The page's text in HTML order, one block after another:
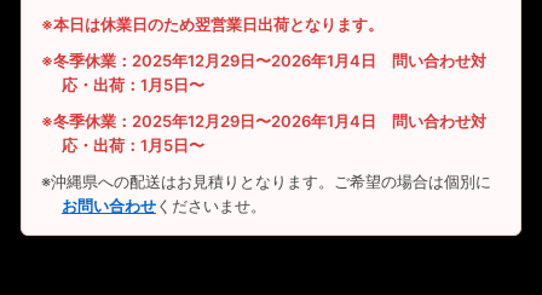
※本日は休業日のため翌営業日出荷となります。
※冬季休業：2025年12月29日〜2026年1月4日 問い合わせ対
応・出荷：1月5日〜
※冬季休業：2025年12月29日〜2026年1月4日 問い合わせ対
応・出荷：1月5日〜
※沖縄県への配送はお見積りとなります。ご希望の場合は個別に
お問い合わせくださいませ。